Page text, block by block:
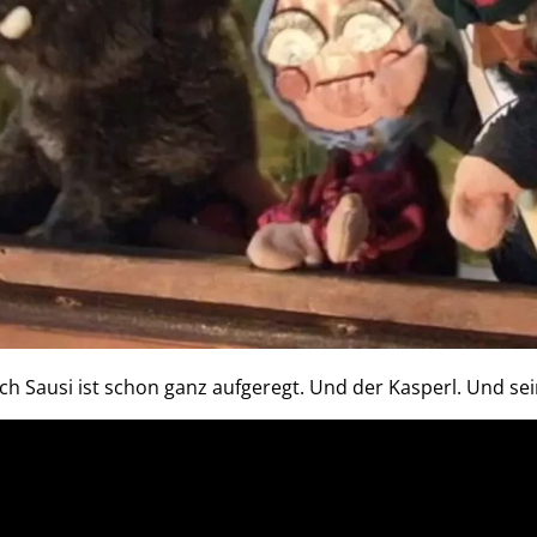
Sausi ist schon ganz aufgeregt. Und der Kasperl. Und